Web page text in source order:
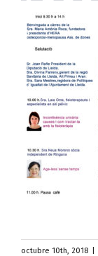
octubre 10th, 2018